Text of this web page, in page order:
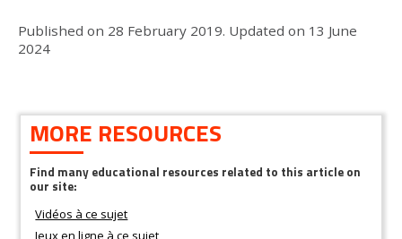
Published on 28 February 2019. Updated on 13 June
2024
MORE RESOURCES
Find many educational resources related to this article on
our site: